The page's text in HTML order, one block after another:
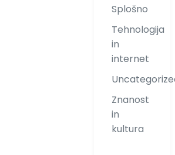
Splošno
Tehnologija
in
internet
Znanost
in
kultura